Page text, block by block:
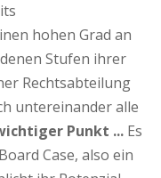
hohen Grad an
Stufen ihrer
Rechtsabteilung
untereinander alle
Punkt ... Es
Case, also ein